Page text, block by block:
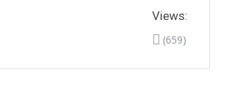
Views:
(659)